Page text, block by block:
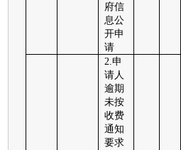
府信
息公
开申
请
2.申
请人
逾期
未按
收费
通知
要求